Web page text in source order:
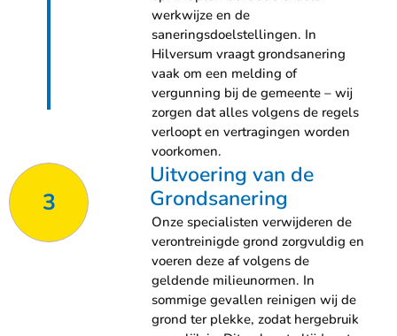
werkwijze en de
saneringsdoelstellingen. In
Hilversum vraagt grondsanering
vaak om een melding of
vergunning bij de gemeente – wij
zorgen dat alles volgens de regels
verloopt en vertragingen worden
voorkomen.
3
Uitvoering van de
Grondsanering
Onze specialisten verwijderen de
verontreinigde grond zorgvuldig en
voeren deze af volgens de
geldende milieunormen. In
sommige gevallen reinigen wij de
grond ter plekke, zodat hergebruik